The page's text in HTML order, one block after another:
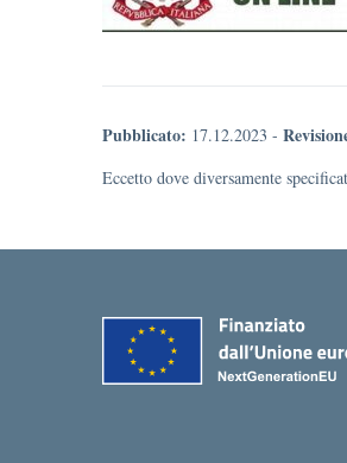
Pubblicato: 17.12.2023 -
Eccetto dove diversamente